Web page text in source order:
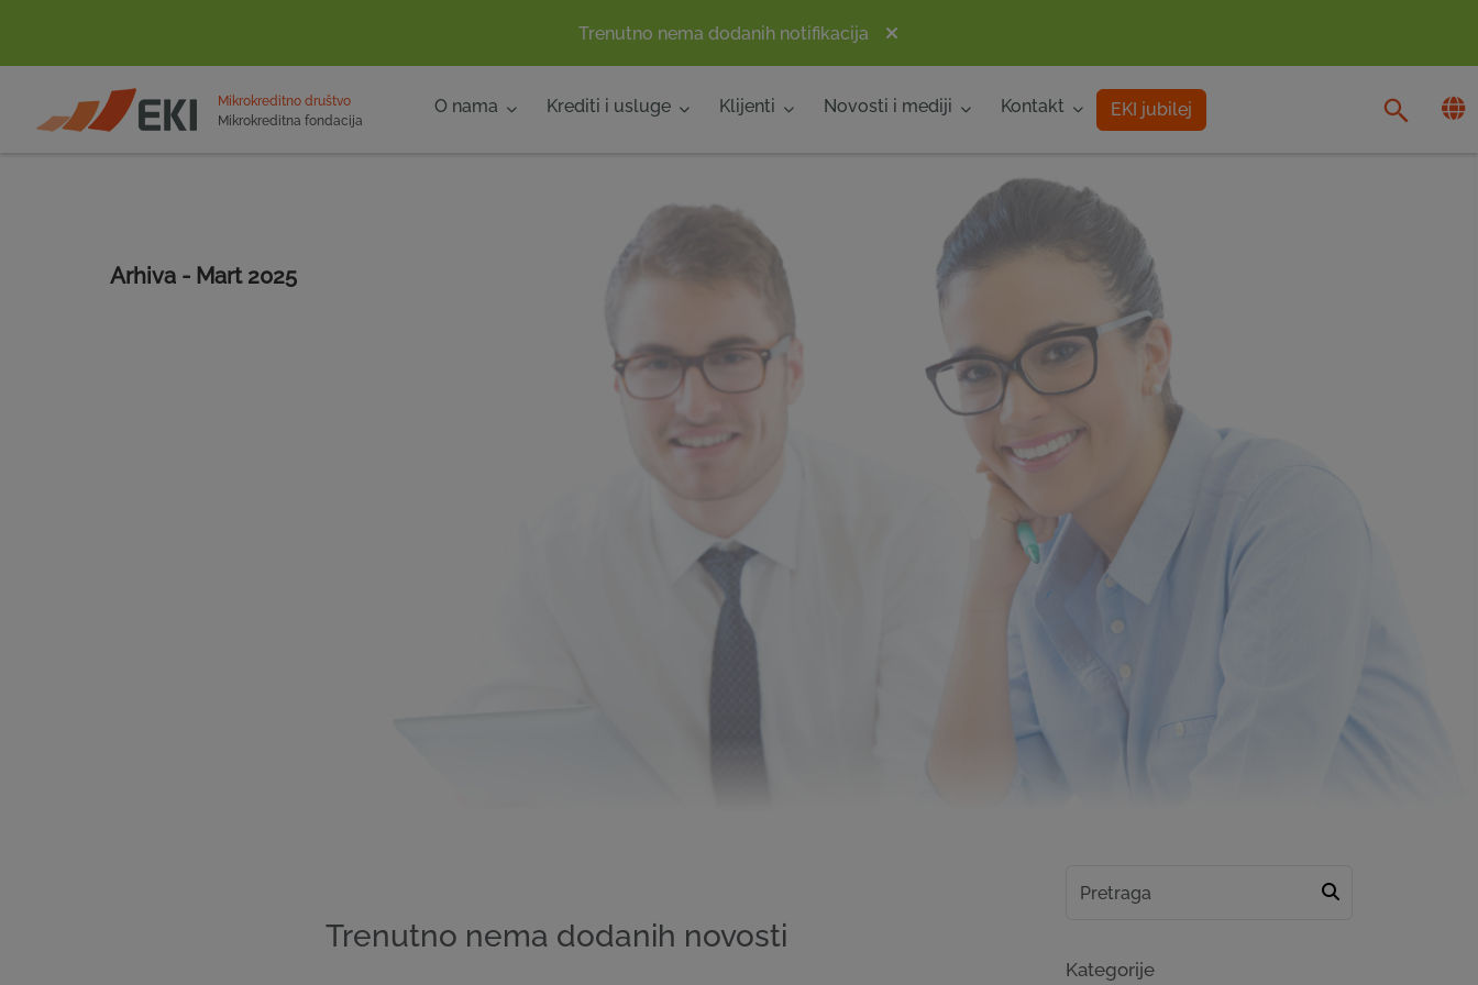
Trenutno nema dodanih notifikacija
POČETNA
Mikrokreditno društvo
Mikrokreditna fondacija
O nama Krediti i usluge Klijenti Novosti i mediji Kontakt EKI jubilej
Arhiva - Mart 2025
Trenutno nema dodanih novosti
Kategorije